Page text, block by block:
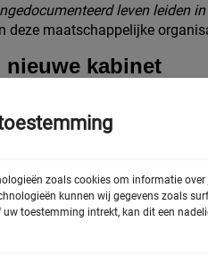
zoals cookies om informatie over
kunnen wij gegevens zoals
toestemming intrekt, kan dit een
leven leiden in
deze maatschappelijke
kabinet
met betrekking tot de
nog onduidelijk. Wij en de
kabinet de wens van de